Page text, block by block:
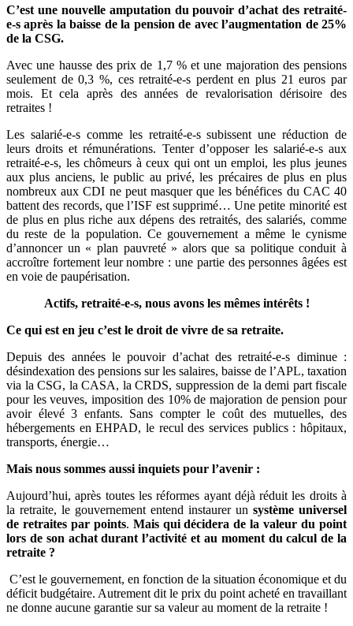
C’est une nouvelle amputation du pouvoir d’achat des retraité-
e-s après la baisse de la pension de avec l’augmentation de 25%
de la CSG.
Avec une hausse des prix de 1,7 % et une majoration des pensions
seulement de 0,3 %, ces retraité-e-s perdent en plus 21 euros par
mois. Et cela après des années de revalorisation dérisoire des
retraites !
Les salarié-e-s comme les retraité-e-s subissent une réduction de
leurs droits et rémunérations. Tenter d’opposer les salarié-e-s aux
retraité-e-s, les chômeurs à ceux qui ont un emploi, les plus jeunes
aux plus anciens, le public au privé, les précaires de plus en plus
nombreux aux CDI ne peut masquer que les bénéfices du CAC 40
battent des records, que l’ISF est supprimé… Une petite minorité est
de plus en plus riche aux dépens des retraités, des salariés, comme
du reste de la population. Ce gouvernement a même le cynisme
d’annoncer un « plan pauvreté » alors que sa politique conduit à
accroître fortement leur nombre : une partie des personnes âgées est
en voie de paupérisation.
Actifs, retraité-e-s, nous avons les mêmes intérêts !
Ce qui est en jeu c’est le droit de vivre de sa retraite.
Depuis des années le pouvoir d’achat des retraité-e-s diminue :
désindexation des pensions sur les salaires, baisse de l’APL, taxation
via la CSG, la CASA, la CRDS, suppression de la demi part fiscale
pour les veuves, imposition des 10% de majoration de pension pour
avoir élevé 3 enfants. Sans compter le coût des mutuelles, des
hébergements en EHPAD, le recul des services publics : hôpitaux,
transports, énergie…
Mais nous sommes aussi inquiets pour l’avenir :
Aujourd’hui, après toutes les réformes ayant déjà réduit les droits à
la retraite, le gouvernement entend instaurer un système universel
de retraites par points. Mais qui décidera de la valeur du point
lors de son achat durant l’activité et au moment du calcul de la
retraite ?
C’est le gouvernement, en fonction de la situation économique et du
déficit budgétaire. Autrement dit le prix du point acheté en travaillant
ne donne aucune garantie sur sa valeur au moment de la retraite !